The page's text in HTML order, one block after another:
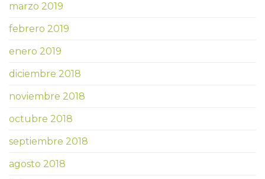
marzo 2019
febrero 2019
enero 2019
diciembre 2018
noviembre 2018
octubre 2018
septiembre 2018
agosto 2018